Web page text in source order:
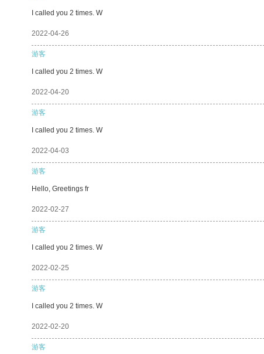
I called you 2 times. W
2022-04-26
游客
I called you 2 times. W
2022-04-20
游客
I called you 2 times. W
2022-04-03
游客
Hello, Greetings fr
2022-02-27
游客
I called you 2 times. W
2022-02-25
游客
I called you 2 times. W
2022-02-20
游客